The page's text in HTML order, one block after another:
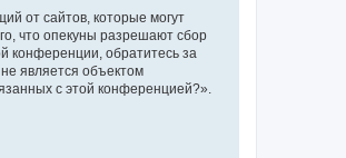
от сайтов, которые могут
что опекуны разрешают сбор
конференции, обратитесь за
является объектом
с этой конференцией?».